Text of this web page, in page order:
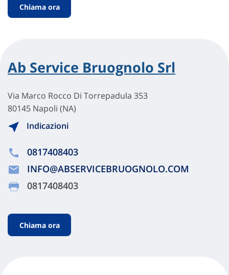
Chiama ora
Ab Service Bruognolo Srl
Via Marco Rocco Di Torrepadula 353
80145 Napoli (NA)
Indicazioni
0817408403
INFO@ABSERVICEBRUOGNOLO.COM
0817408403
Chiama ora